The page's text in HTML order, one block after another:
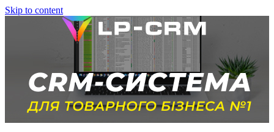
Skip to content